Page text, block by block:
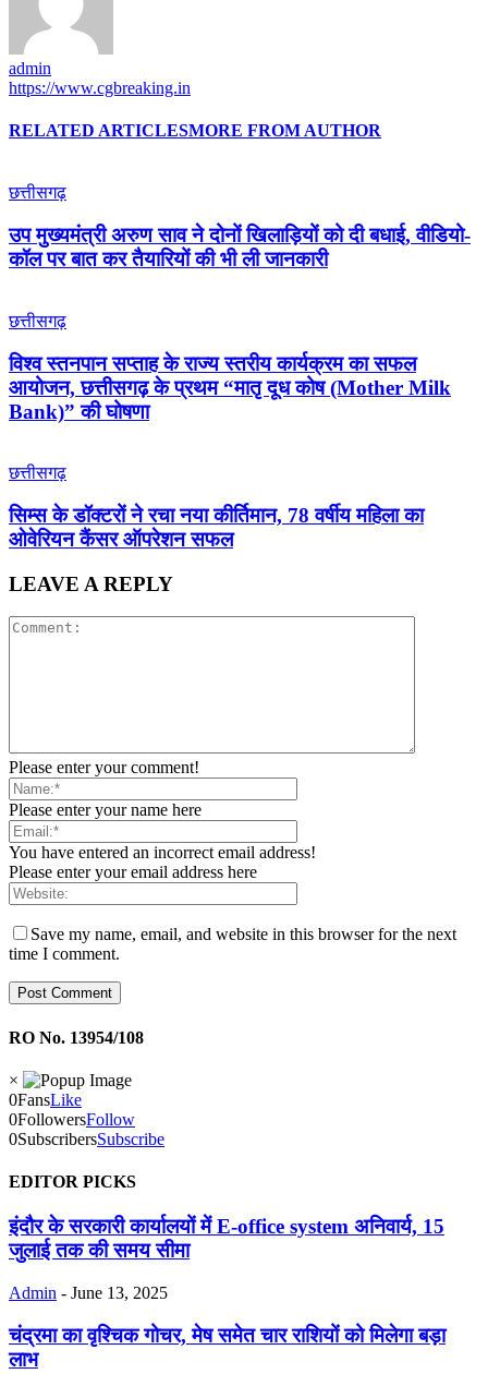
admin
https://www.cgbreaking.in
RELATED ARTICLESMORE FROM AUTHOR
छत्तीसगढ़
उप मुख्यमंत्री अरुण साव ने दोनों खिलाड़ियों को दी बधाई, वीडियो-
कॉल पर बात कर तैयारियों की भी ली जानकारी
छत्तीसगढ़
विश्व स्तनपान सप्ताह के राज्य स्तरीय कार्यक्रम का सफल
आयोजन, छत्तीसगढ़ के प्रथम “मातृ दूध कोष (Mother Milk
Bank)” की घोषणा
छत्तीसगढ़
सिम्स के डॉक्टरों ने रचा नया कीर्तिमान, 78 वर्षीय महिला का
ओवेरियन कैंसर ऑपरेशन सफल
LEAVE A REPLY
Please enter your comment!
Please enter your name here
You have entered an incorrect email address!
Please enter your email address here
Save my name, email, and website in this browser for the next
time I comment.
RO No. 13954/108
×
0FansLike
0FollowersFollow
0SubscribersSubscribe
EDITOR PICKS
इंदौर के सरकारी कार्यालयों में E-office system अनिवार्य, 15
जुलाई तक की समय सीमा
Admin - June 13, 2025
चंद्रमा का वृश्चिक गोचर, मेष समेत चार राशियों को मिलेगा बड़ा
लाभ